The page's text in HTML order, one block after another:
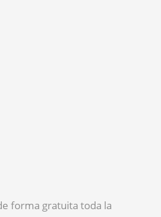
forma gratuita toda la